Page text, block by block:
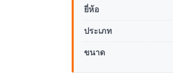
ยี่ห้อ
ประเภท
ขนาด